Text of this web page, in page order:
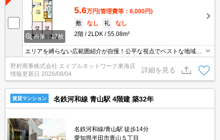
画像：17枚
5.6万円(管理費等：6,000円)
敷
なし 礼
なし
2階
2LDK 55.08m²
エリアを縛らない広範囲紹介が自慢！公平な視点でベストな地域を
ご提案します。現地集合・オンライン対応！
野村商事株式会社 エイブルネットワーク東海店
情報更新日 2026/08/04
詳細を見る
賃貸マンション 名鉄河和線 青山駅 4階建 築32年
名鉄河和線/青山駅 徒歩14分
愛知県半田市青山５丁目